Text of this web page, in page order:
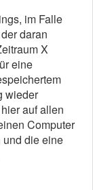
im Falle
daran
X
eine
wieder
auf allen
Computer
und die eine